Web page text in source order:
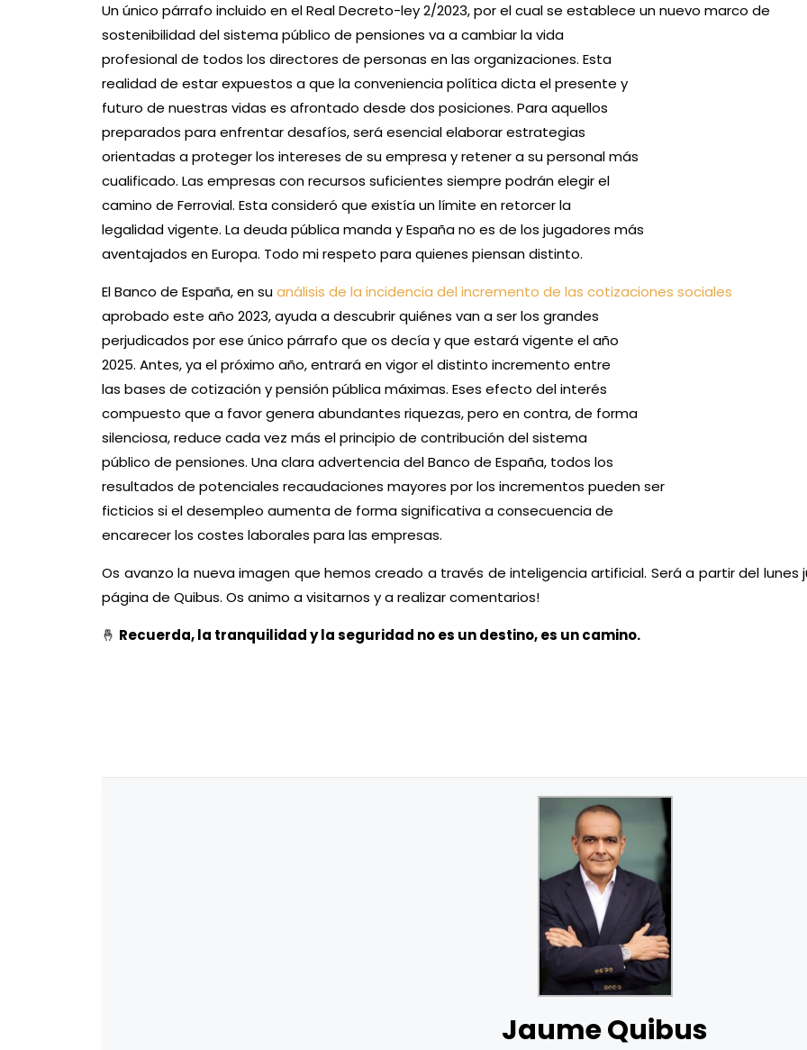
Un único párrafo incluido en el Real Decreto-ley 2/2023, por el cual se establece un nuevo marco de
sostenibilidad del sistema público de pensiones va a cambiar la vida
profesional de todos los directores de personas en las organizaciones. Esta
realidad de estar expuestos a que la conveniencia política dicta el presente y
futuro de nuestras vidas es afrontado desde dos posiciones. Para aquellos
preparados para enfrentar desafíos, será esencial elaborar estrategias
orientadas a proteger los intereses de su empresa y retener a su personal más
cualificado. Las empresas con recursos suficientes siempre podrán elegir el
camino de Ferrovial. Esta consideró que existía un límite en retorcer la
legalidad vigente. La deuda pública manda y España no es de los jugadores más
aventajados en Europa. Todo mi respeto para quienes piensan distinto.
El Banco de España, en suanálisis de la incidencia del incremento de las cotizaciones sociales
aprobado este año 2023, ayuda a descubrir quiénes van a ser los grandes
perjudicados por ese único párrafo que os decía y que estará vigente el año
2025. Antes, ya el próximo año, entrará en vigor el distinto incremento entre
las bases de cotización y pensión pública máximas. Eses efecto del interés
compuesto que a favor genera abundantes riquezas, pero en contra, de forma
silenciosa, reduce cada vez más el principio de contribución del sistema
público de pensiones. Una clara advertencia del Banco de España, todos los
resultados de potenciales recaudaciones mayores por los incrementos pueden ser
ficticios si el desempleo aumenta de forma significativa a consecuencia de
encarecer los costes laborales para las empresas.
Os avanzo la nueva imagen que hemos creado a través de inteligencia artificial. Será a partir del
página de Quibus. Os animo a visitarnos y a realizar comentarios!
🤞 Recuerda, la tranquilidad y la seguridad no es un destino, es un camino.
Jaume Quibus